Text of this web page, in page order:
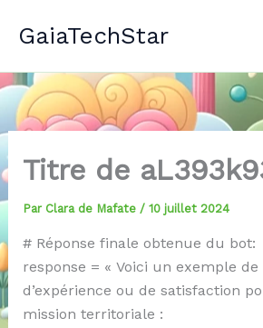
GaiaTechStar
Titre de
Par Clara de Mafate / 10 juillet 2024
# Réponse finale obtenue du bot:
response = « Voici un exemple
d’expérience ou de satisfaction
mission territoriale :